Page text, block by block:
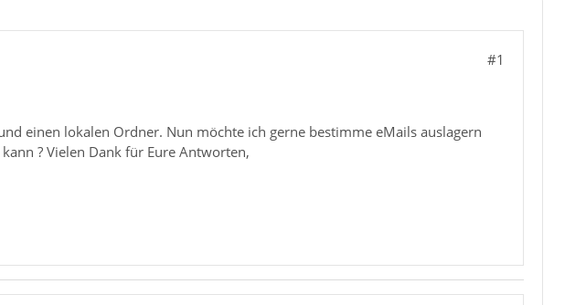
#1
einen lokalen Ordner. Nun möchte ich gerne bestimme eMails auslagern
? Vielen Dank für Eure Antworten,